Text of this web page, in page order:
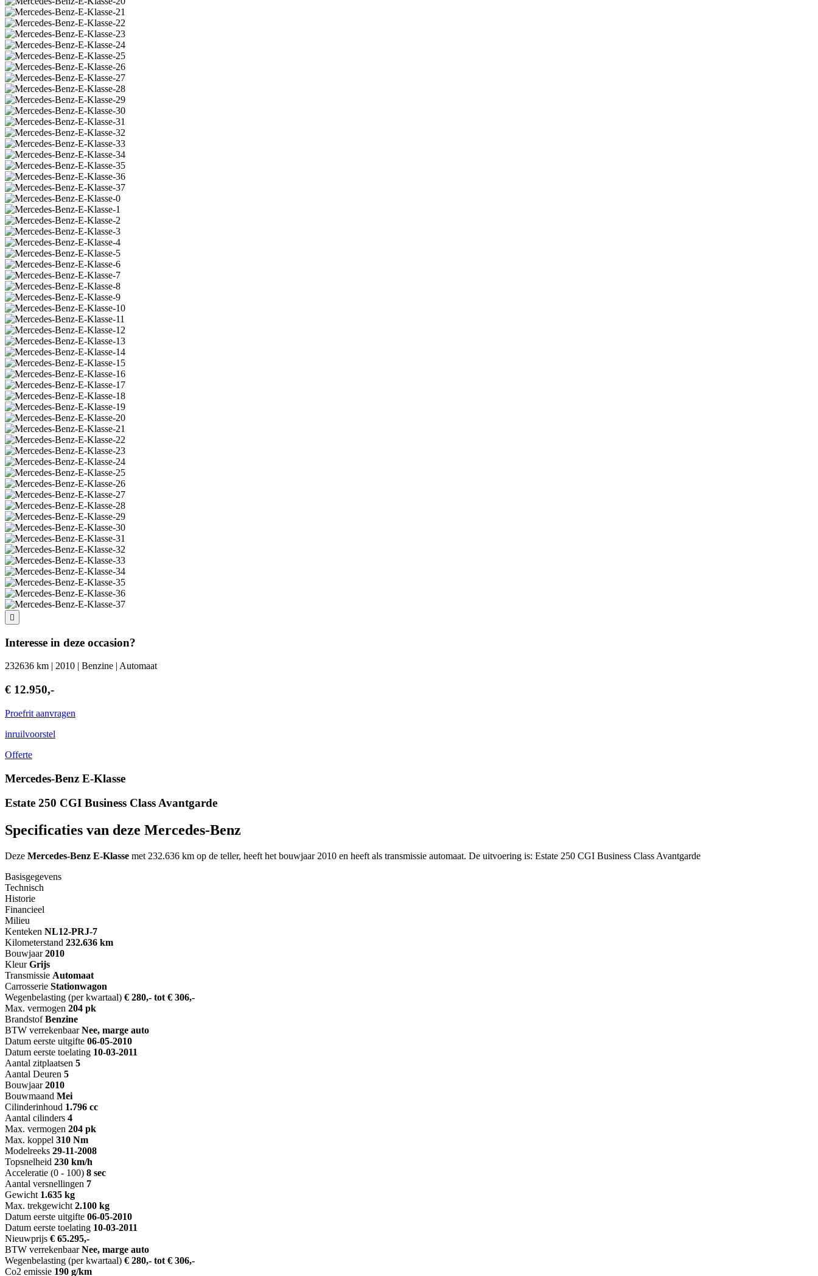
Interesse in deze occasion?
232636 km | 2010 | Benzine | Automaat
€ 12.950,-
Proefrit aanvragen
inruilvoorstel
Offerte
Mercedes-Benz E-Klasse
Estate 250 CGI Business Class Avantgarde
Specificaties van deze Mercedes-Benz
Deze Mercedes-Benz E-Klasse met 232.636 km op de teller, heeft het bouwjaar 2010 en heeft als transmissie automaat. De uitvoering is: Estate 250 CGI Business Class Avantgarde
Basisgegevens
Technisch
Historie
Financieel
Milieu
Kenteken NL12-PRJ-7
Kilometerstand 232.636 km
Bouwjaar 2010
Kleur Grijs
Transmissie Automaat
Carrosserie Stationwagon
Wegenbelasting (per kwartaal) € 280,- tot € 306,-
Max. vermogen 204 pk
Brandstof Benzine
BTW verrekenbaar Nee, marge auto
Datum eerste uitgifte 06-05-2010
Datum eerste toelating 10-03-2011
Aantal zitplaatsen 5
Aantal Deuren 5
Bouwjaar 2010
Bouwmaand Mei
Cilinderinhoud 1.796 cc
Aantal cilinders 4
Max. vermogen 204 pk
Max. koppel 310 Nm
Modelreeks 29-11-2008
Topsnelheid 230 km/h
Acceleratie (0 - 100) 8 sec
Aantal versnellingen 7
Gewicht 1.635 kg
Max. trekgewicht 2.100 kg
Datum eerste uitgifte 06-05-2010
Datum eerste toelating 10-03-2011
Nieuwprijs € 65.295,-
BTW verrekenbaar Nee, marge auto
Wegenbelasting (per kwartaal) € 280,- tot € 306,-
Co2 emissie 190 g/km